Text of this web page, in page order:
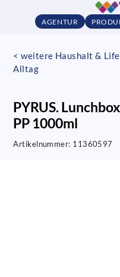
AGENTUR
< weitere Haushalt &
Alltag
PYRUS.
PP 1000ml
Artikelnummer: 11360597